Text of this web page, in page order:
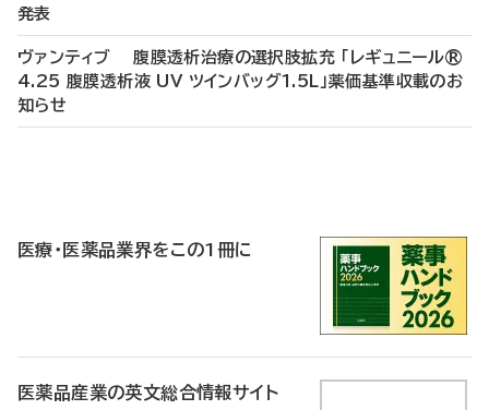
発表
ヴァンティブ 腹膜透析治療の選択肢拡充 「レギュニール®
4.25 腹膜透析液 UV ツインバッグ1.5L」薬価基準収載のお
知らせ
医療・医薬品業界をこの1冊に
医薬品産業の英文総合情報サイト